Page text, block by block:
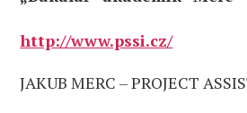
http://www.pssi.cz/
JAKUB MERC – PROJECT